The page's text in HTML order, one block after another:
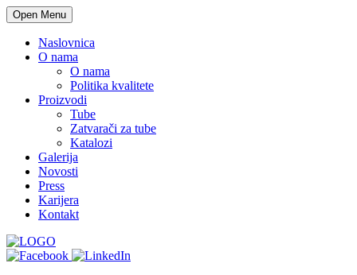
Open Menu
Naslovnica
O nama
O nama
Politika kvalitete
Proizvodi
Tube
Zatvarači za tube
Katalozi
Galerija
Novosti
Press
Karijera
Kontakt